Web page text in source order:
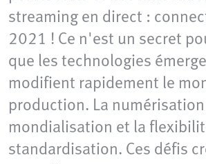
streaming en direct :
2021 ! Ce n'est un secret
que les technologies
modifient rapidement le
production. La
mondialisation et la
standardisation. Ces défis